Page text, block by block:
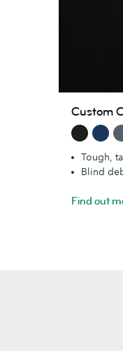
Cloth
Hardcover
Perpetual
Planner
Custom
Tough,
Blind
Find out